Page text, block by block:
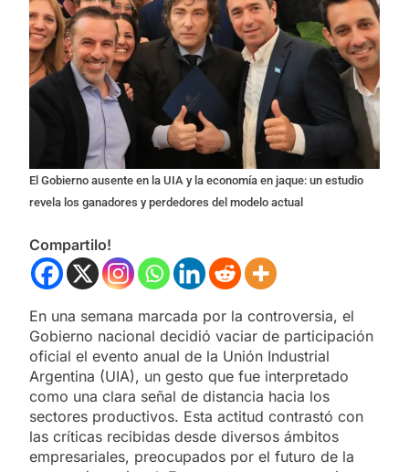
El Gobierno ausente en la UIA y la economía en jaque: un estudio
revela los ganadores y perdedores del modelo actual
Compartilo!
En una semana marcada por la controversia, el
Gobierno nacional decidió vaciar de participación
oficial el evento anual de la Unión Industrial
Argentina (UIA), un gesto que fue interpretado
como una clara señal de distancia hacia los
sectores productivos. Esta actitud contrastó con
las críticas recibidas desde diversos ámbitos
empresariales, preocupados por el futuro de la